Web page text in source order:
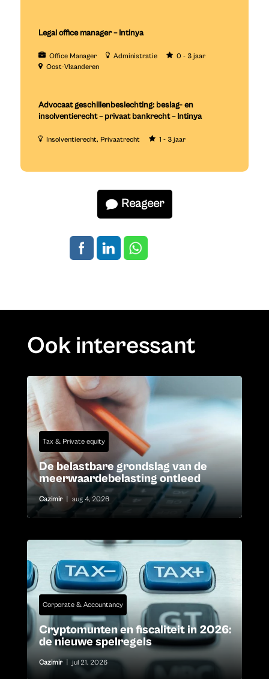
Legal office manager – Intinya
Office Manager Administratie
0 - 3 jaar
Oost-Vlaanderen
Advocaat geschillenbeslechting: beslag- en
insolventierecht – privaat bankrecht – Intinya
Insolventierecht Privaatrecht 1 - 3 jaar
Reageer
Ook interessant
Tax & Private equity
De belastbare grondslag van de
meerwaardebelasting ontleed
Cazimir aug 4, 2026
Corporate & Accountancy
Cryptomunten en fiscaliteit in 2026:
de nieuwe spelregels
Cazimir jul 21, 2026